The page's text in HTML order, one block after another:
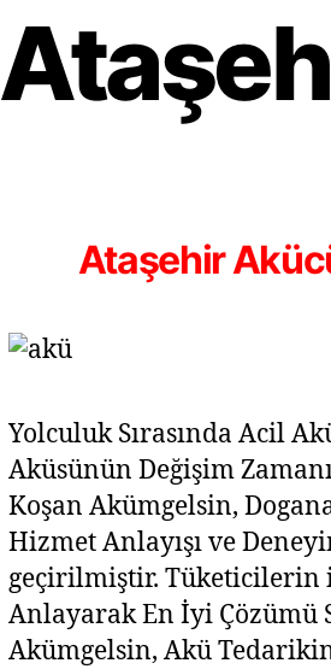
Ataşehir
Yolculuk Sırasında Acil
Aküsünün Değişim
Koşan Akümgelsin,
Hizmet Anlayışı ve
geçirilmiştir. Tüketicilerin
Anlayarak En İyi Çözümü
Akümgelsin, Akü